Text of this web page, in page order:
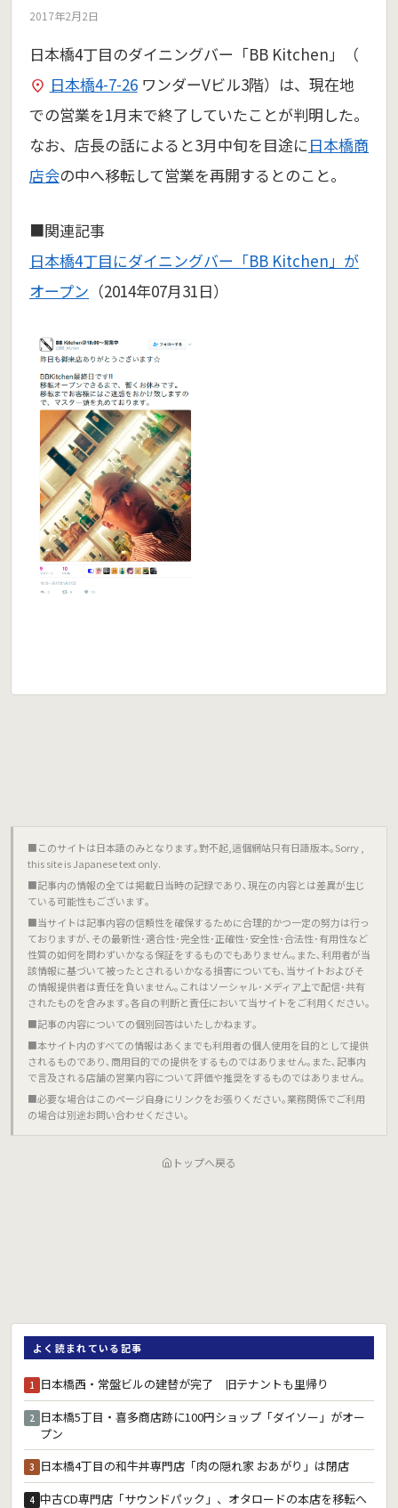
2017年2月2日
日本橋4丁目のダイニングバー「BB Kitchen」（
日本橋4-7-26ワンダーVビル3階）は、現在地
での営業を1月末で終了していたことが判明した。
なお、店長の話によると3月中旬を目途に 日本橋商
店会の中へ移転して営業を再開するとのこと。
■関連記事
日本橋4丁目にダイニングバー「BB Kitchen」が
オープン （2014年07月31日）
■このサイトは日本語のみとなります｡對不起,這個網站只有日語版本｡Sorry ,
this site is Japanese text only.
■記事内の情報の全ては掲載日当時の記録であり､現在の内容とは差異が生じ
ている可能性もございます｡
■当サイトは記事内容の信頼性を確保するために合理的かつ一定の努力は行っ
ておりますが､その最新性･適合性･完全性･正確性･安全性･合法性･有用性など
性質の如何を問わずいかなる保証をするものでもありません｡また､利用者が当
該情報に基づいて被ったとされるいかなる損害についても､当サイトおよびそ
の情報提供者は責任を負いません｡これはソーシャル･メディア上で配信･共有
されたものを含みます｡各自の判断と責任において当サイトをご利用ください｡
■記事の内容についての個別回答はいたしかねます｡
■本サイト内のすべての情報はあくまでも利用者の個人使用を目的として提供
されるものであり､商用目的での提供をするものではありません｡また､記事内
で言及される店舗の営業内容について評価や推奨をするものではありません｡
■必要な場合はこのページ自身にリンクをお張りください｡業務関係でご利用
の場合は別途お問い合わせください｡
トップへ戻る
よく読まれている記事
1 日本橋西・常盤ビルの建替が完了 旧テナントも里帰り
2 日本橋5丁目・喜多商店跡に100円ショップ「ダイソー」がオー
プン
3 日本橋4丁目の和牛丼専門店「肉の隠れ家 おあがり」は閉店
4 中古CD専門店「サウンドパック」、オタロードの本店を移転へ